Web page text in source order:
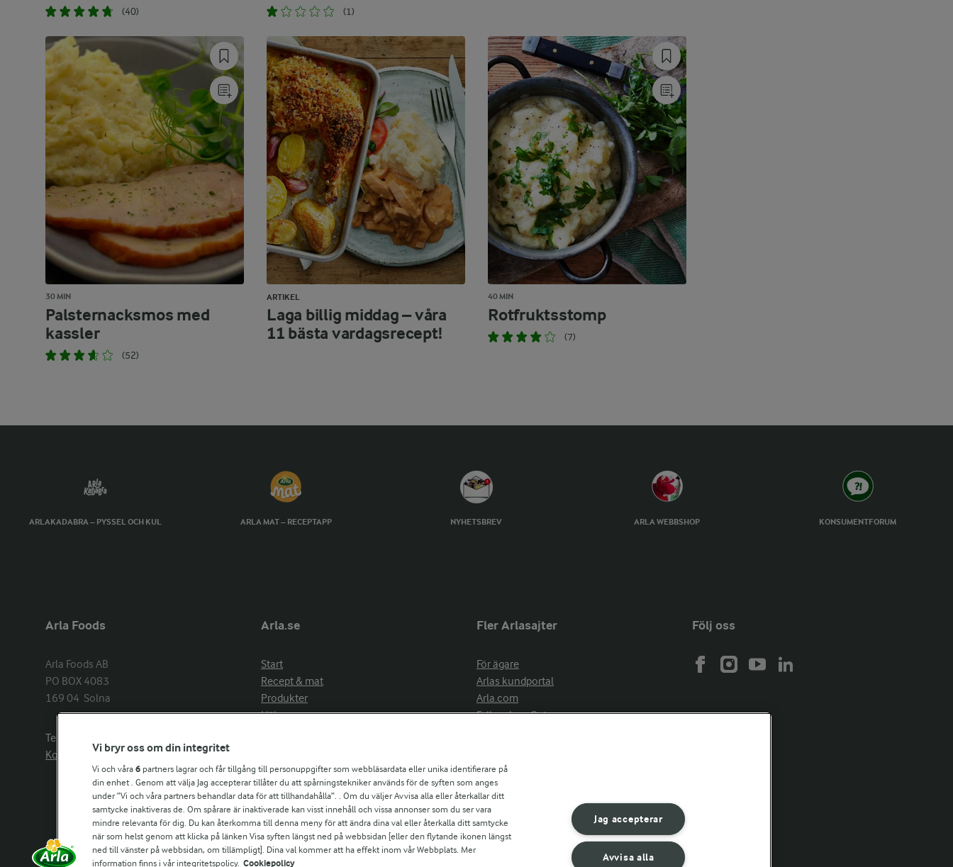
(40) (1)
30 MIN
Palsternacksmos med
kassler
(52)
ARTIKEL
Laga billig middag – våra
11 bästa vardagsrecept!
40 MIN
Rotfruktsstomp
(7)
ARLAKADABRA – PYSSEL OCH KUL ARLA MAT – RECEPTAPP NYHETSBREV ARLA WEBBSHOP KONSUMENTFORUM
Arla Foods
Arla Foods AB
PO BOX 4083
169 04  Solna
Telefon:
Kontakta oss
Arla.se
Start
Recept & mat
Produkter
Hälsa
Aktuellt
Om Arla
Nyheter & press
Jobb & karriär
Kontakta oss
Fler Arlasajter
För ägare
Arlas kundportal
Arla.com
Falbygdens Ost
Följ oss
Vi bryr oss om din integritet
Vi och våra 6 partners lagrar och får tillgång till personuppgifter som webbläsardata eller unika identifierare på
din enhet . Genom att välja Jag accepterar tillåter du att spårningstekniker används för de syften som anges
under ”Vi och våra partners behandlar data för att tillhandahålla”. . Om du väljer Avvisa alla eller återkallar ditt
samtycke inaktiveras de. Om spårare är inaktiverade kan visst innehåll och vissa annonser som du ser vara
mindre relevanta för dig. Du kan återkomma till denna meny för att ändra dina val eller återkalla ditt samtycke
när som helst genom att klicka på länken Visa syften längst ned på webbsidan [eller den flytande ikonen längst
ned till vänster på webbsidan, om tillämpligt]. Dina val kommer att ha effekt inom vår Webbplats. Mer
information finns i vår integritetspolicy. Cookiepolicy
Jag accepterar
Avvisa alla